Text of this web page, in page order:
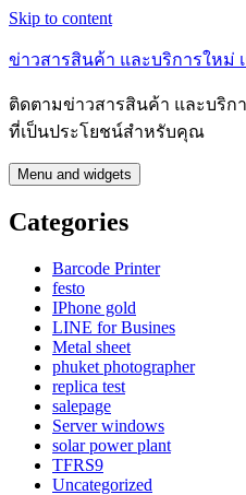
Skip to content
ข่าวสารสินค้า และบริการใหม่
ติดตามข่าวสารสินค้า และบริก
ที่เป็นประโยชน์สำหรับคุณ
Menu and widgets
Categories
Barcode Printer
festo
IPhone gold
LINE for Busines
Metal sheet
phuket photographer
replica test
salepage
Server windows
solar power plant
TFRS9
Uncategorized